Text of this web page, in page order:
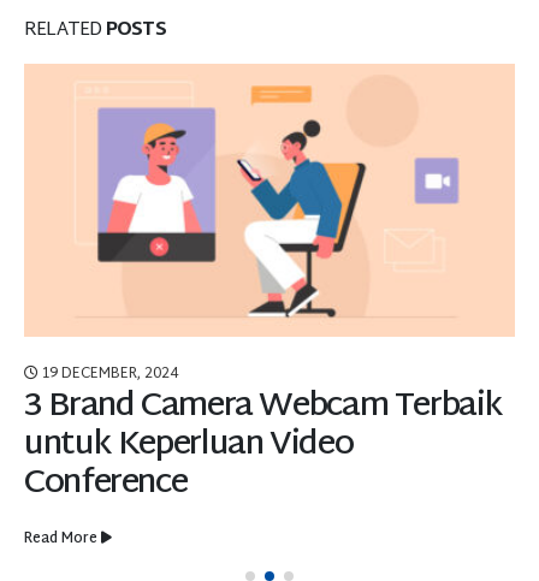
RELATEDPOSTS
19 DECEMBER, 2024
3 Brand Camera Webcam Terbaik
untuk Keperluan Video
Conference
Read More